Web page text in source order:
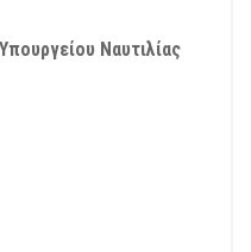
Ναυτιλίας